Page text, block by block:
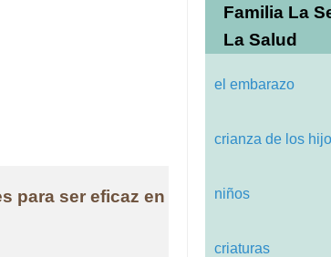
ser eficaz en la pérdida de la
Familia La
La Salud
el embarazo
crianza de los
niños
criaturas